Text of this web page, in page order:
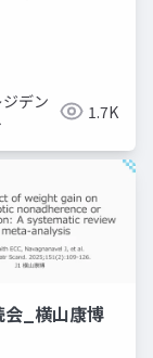
ジデン
1.7K
会_横山康博